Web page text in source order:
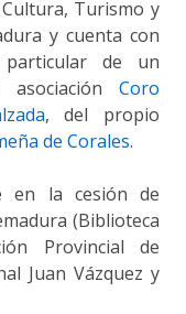
Turismo y
y cuenta con
particular de un
Coro
, del propio
de Corales.
en la cesión de
(Biblioteca
Provincial de
Juan Vázquez y